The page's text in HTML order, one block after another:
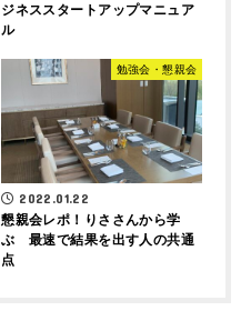
ジネススタートアップマニュア
ル
勉強会・懇親会
2022.01.22
懇親会レポ！りささんから学
ぶ 最速で結果を出す人の共通
点